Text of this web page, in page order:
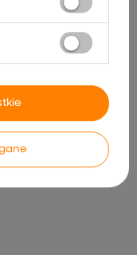
Do Łóżeczka
zł